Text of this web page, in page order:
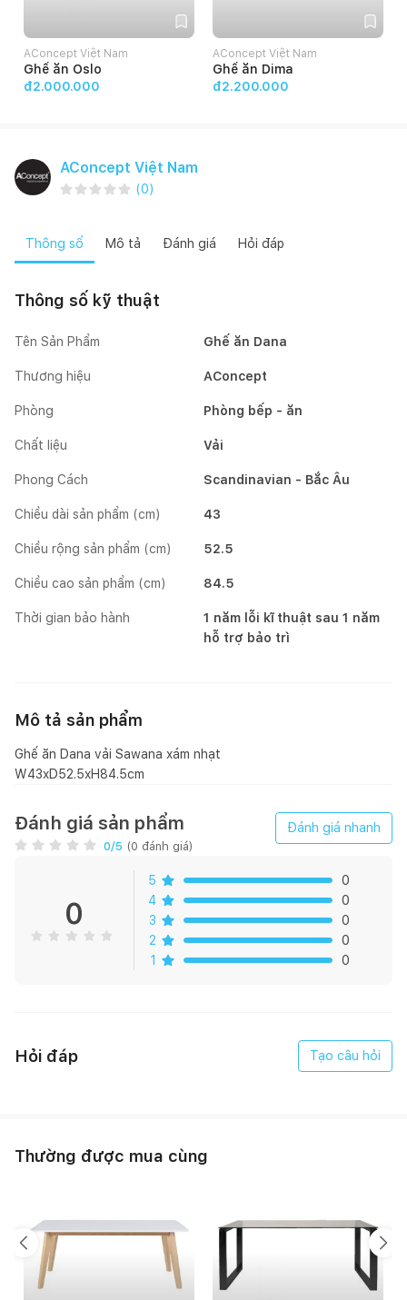
AConcept Việt Nam
Ghế ăn Oslo
đ2.000.000
AConcept Việt Nam
Ghế ăn Dima
đ2.200.000
AConcept Việt Nam
(0)
Thông số Mô tả Đánh giá Hỏi đáp
Thông số kỹ thuật
Tên Sản Phẩm Ghế ăn Dana
Thương hiệu AConcept
Phòng Phòng bếp - ăn
Chất liệu Vải
Phong Cách Scandinavian - Bắc Âu
Chiều dài sản phẩm (cm) 43
Chiều rộng sản phẩm (cm) 52.5
Chiều cao sản phẩm (cm) 84.5
Thời gian bảo hành
1 năm lỗi kĩ thuật sau 1 năm
hỗ trợ bảo trì
Mô tả sản phẩm
Ghế ăn Dana vải Sawana xám nhạt
W43xD52.5xH84.5cm
Đánh giá sản phẩm
0/5 (0 đánh giá)
Đánh giá nhanh
0
5
0
4
0
3
0
2
0
1
0
Hỏi đáp Tạo câu hỏi
Thường được mua cùng